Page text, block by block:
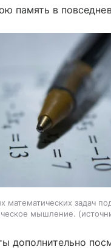
память в
математических задач
мышление.
дополнительно